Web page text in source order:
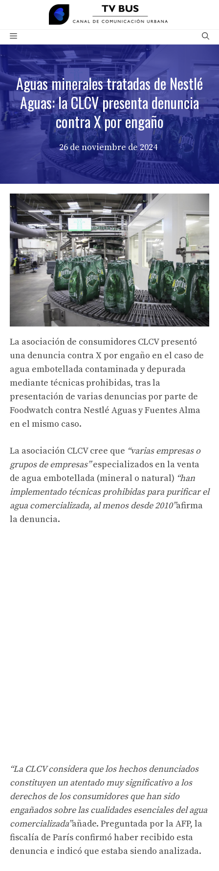
contenido
Menú
Aguas minerales tratadas de Nestlé
Aguas: la CLCV presenta denuncia
contra X por engaño
26 de noviembre de 2024
La asociación de consumidores CLCV presentó
una denuncia contra X por engaño en el caso de
agua embotellada contaminada y depurada
mediante técnicas prohibidas, tras la
presentación de varias denuncias por parte de
Foodwatch contra Nestlé Aguas y Fuentes Alma
en el mismo caso.
La asociación CLCV cree que “varias empresas o
grupos de empresas”especializados en la venta
de agua embotellada (mineral o natural) “han
implementado técnicas prohibidas para purificar el
agua comercializada, al menos desde 2010”afirma
la denuncia.
“La CLCV considera que los hechos denunciados
constituyen un atentado muy significativo a los
derechos de los consumidores que han sido
engañados sobre las cualidades esenciales del agua
comercializada”añade. Preguntada por la AFP, la
fiscalía de París confirmó haber recibido esta
denuncia e indicó que estaba siendo analizada.